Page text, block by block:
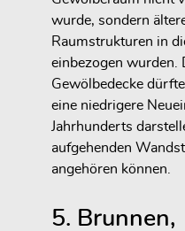
wurde, sondern
Raumstrukturen in
einbezogen wurden.
Gewölbedecke
eine niedrigere
Jahrhunderts
aufgehenden
angehören können.
5. Brunnen,